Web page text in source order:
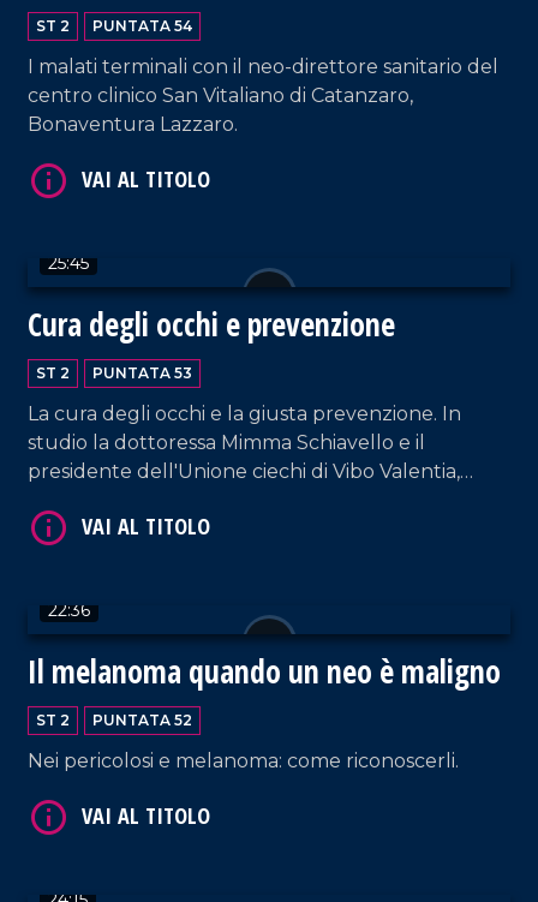
ST 2 PUNTATA 54
I malati terminali con il neo-direttore sanitario del
centro clinico San Vitaliano di Catanzaro,
Bonaventura Lazzaro.
25:45
Cura degli occhi e prevenzione
ST 2 PUNTATA 53
La cura degli occhi e la giusta prevenzione. In
studio la dottoressa Mimma Schiavello e il
presidente dell'Unione ciechi di Vibo Valentia,
22:36
Il melanoma quando un neo è maligno
ST 2 PUNTATA 52
Nei pericolosi e melanoma: come riconoscerli.
VAI AL TITOLO
VAI AL TITOLO
VAI AL TITOLO